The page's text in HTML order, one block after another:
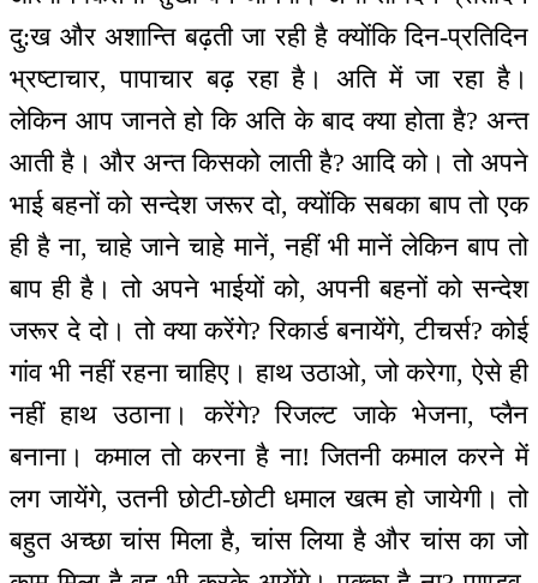
दु:ख और अशान्ति बढ़ती जा रही है क्योंकि दिन-प्रतिदिन
भ्रष्टाचार, पापाचार बढ़ रहा है। अति में जा रहा है।
लेकिन आप जानते हो कि अति के बाद क्या होता है? अन्त
आती है। और अन्त किसको लाती है? आदि को। तो अपने
भाई बहनों को सन्देश जरूर दो, क्योंकि सबका बाप तो एक
ही है ना, चाहे जाने चाहे मानें, नहीं भी मानें लेकिन बाप तो
बाप ही है। तो अपने भाईयों को, अपनी बहनों को सन्देश
जरूर दे दो। तो क्या करेंगे? रिकार्ड बनायेंगे, टीचर्स? कोई
गांव भी नहीं रहना चाहिए। हाथ उठाओ, जो करेगा, ऐसे ही
नहीं हाथ उठाना। करेंगे? रिजल्ट जाके भेजना, प्लैन
बनाना। कमाल तो करना है ना! जितनी कमाल करने में
लग जायेंगे, उतनी छोटी-छोटी धमाल खत्म हो जायेगी। तो
बहुत अच्छा चांस मिला है, चांस लिया है और चांस का जो